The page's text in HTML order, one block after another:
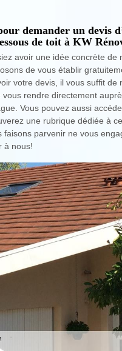
demander un devis
de toit à KW
avoir une idée concrète de
de vous établir
votre devis, il vous suffit de
rendre directement
Vous pouvez aussi
une rubrique dédiée à
faisons parvenir ne vous
à nous!